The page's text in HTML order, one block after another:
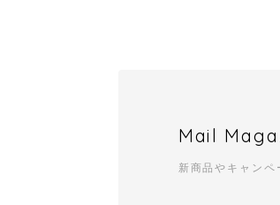
Mail
新商品やキャンペ